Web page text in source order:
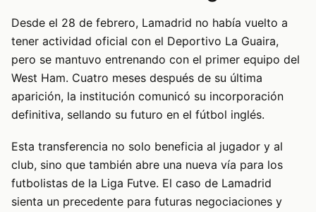
Desde el 28 de febrero, Lamadrid no había vuelto a
tener actividad oficial con el Deportivo La Guaira,
pero se mantuvo entrenando con el primer equipo del
West Ham. Cuatro meses después de su última
aparición, la institución comunicó su incorporación
definitiva, sellando su futuro en el fútbol inglés.
Esta transferencia no solo beneficia al jugador y al
club, sino que también abre una nueva vía para los
futbolistas de la Liga Futve. El caso de Lamadrid
sienta un precedente para futuras negociaciones y